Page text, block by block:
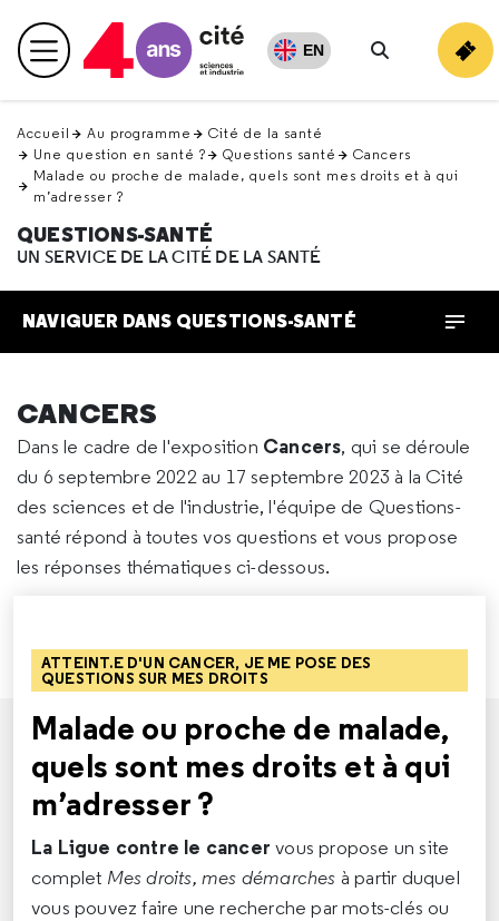
en
haut Menu principal EN
Rechercher
Accueil Au programme
Cité de la santé
Une question en santé ?
Questions santé
Cancers
Malade ou proche de malade, quels sont mes droits et à qui
m’adresser ?
QUESTIONS-SANTÉ
UN SERVICE DE LA CITÉ DE LA SANTÉ
NAVIGUER DANS QUESTIONS-SANTÉ
CANCERS
Dans le cadre de l'exposition Cancers, qui se déroule
du 6 septembre 2022 au 17 septembre 2023 à la Cité
des sciences et de l'industrie, l'équipe de Questions-
santé répond à toutes vos questions et vous propose
les réponses thématiques ci-dessous.
ATTEINT.E D'UN CANCER, JE ME POSE DES
QUESTIONS SUR MES DROITS
Malade ou proche de malade,
quels sont mes droits et à qui
m’adresser ?
La Ligue contre le cancervous propose un site
complet Mes droits, mes démarches à partir duquel
vous pouvez faire une recherche par mots-clés ou